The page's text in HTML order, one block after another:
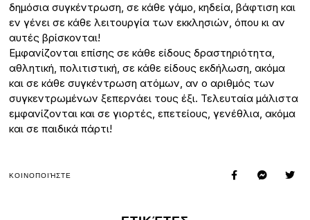
δημόσια συγκέντρωση, σε κάθε γάμο, κηδεία, βάφτιση και
εν γένει σε κάθε λειτουργία των εκκλησιών, όπου κι αν
αυτές βρίσκονται!
Εμφανίζονται επίσης σε κάθε είδους δραστηριότητα,
αθλητική, πολιτιστική, σε κάθε είδους εκδήλωση, ακόμα
και σε κάθε συγκέντρωση ατόμων, αν ο αριθμός των
συγκεντρωμένων ξεπερνάει τους έξι. Τελευταία μάλιστα
εμφανίζονται και σε γιορτές, επετείους, γενέθλια, ακόμα
και σε παιδικά πάρτι!
ΚΟΙΝΟΠΟΙΉΣΤΕ